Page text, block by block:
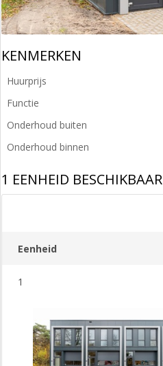
KENMERKEN
Huurprijs
Functie
Onderhoud buiten
Onderhoud binnen
1 EENHEID BESCHIKBAAR
Eenheid
1